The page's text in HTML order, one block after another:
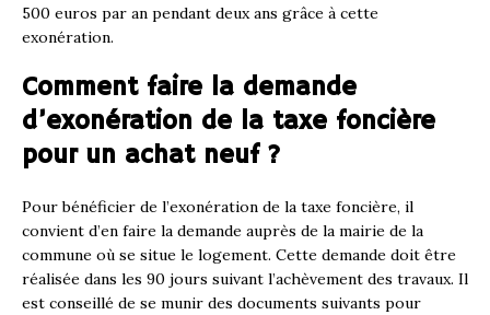
500 euros par an pendant deux ans grâce à cette
exonération.
Comment faire la demande
d’exonération de la taxe foncière
pour un achat neuf ?
Pour bénéficier de l’exonération de la taxe foncière, il
convient d’en faire la demande auprès de la mairie de la
commune où se situe le logement. Cette demande doit être
réalisée dans les 90 jours suivant l’achèvement des travaux. Il
est conseillé de se munir des documents suivants pour